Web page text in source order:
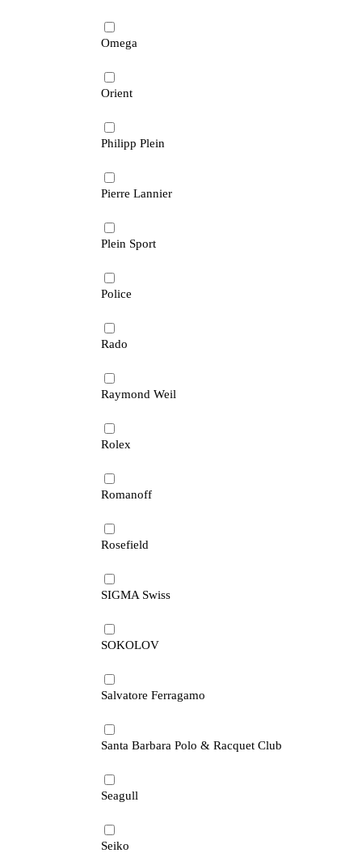
Omega
Orient
Philipp Plein
Pierre Lannier
Plein Sport
Police
Rado
Raymond Weil
Rolex
Romanoff
Rosefield
SIGMA Swiss
SOKOLOV
Salvatore Ferragamo
Santa Barbara Polo & Racquet Club
Seagull
Seiko